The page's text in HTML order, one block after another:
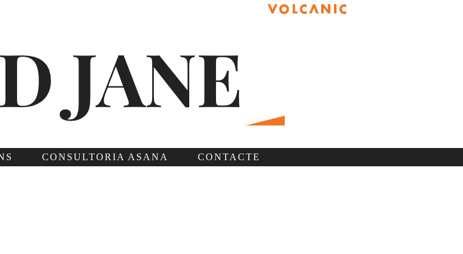
CONSULTORIA ASANA CONTACTE